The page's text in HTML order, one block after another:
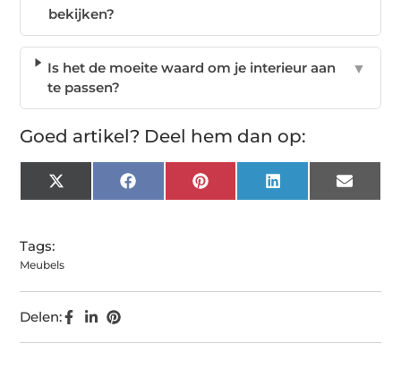
bekijken?
Is het de moeite waard om je interieur aan
te passen?
▼
Goed artikel? Deel hem dan op:
X
(Twitter)
FacebookPinterest LinkedIn Email
Tags:
Meubels
Delen: